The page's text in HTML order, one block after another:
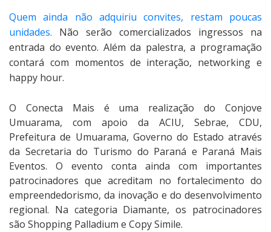
Quem ainda não adquiriu convites, restam poucas
unidades. Não serão comercializados ingressos na
entrada do evento. Além da palestra, a programação
contará com momentos de interação, networking e
happy hour.
O Conecta Mais é uma realização do Conjove
Umuarama, com apoio da ACIU, Sebrae, CDU,
Prefeitura de Umuarama, Governo do Estado através
da Secretaria do Turismo do Paraná e Paraná Mais
Eventos. O evento conta ainda com importantes
patrocinadores que acreditam no fortalecimento do
empreendedorismo, da inovação e do desenvolvimento
regional. Na categoria Diamante, os patrocinadores
são Shopping Palladium e Copy Simile.